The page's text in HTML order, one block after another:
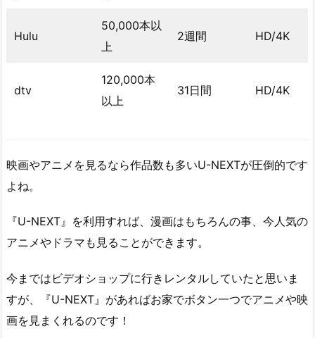
Hulu
50,000本以
上
2週間 HD/4K
dtv
120,000本
以上
31日間 HD/4K
映画やアニメを見るなら作品数も多いU-NEXTが圧倒的です
よね。
『U-NEXT』を利用すれば、漫画はもちろんの事、今人気の
アニメやドラマも見ることができます。
今まではビデオショップに行きレンタルしていたと思いま
すが、『U-NEXT』があればお家でボタン一つでアニメや映
画を見まくれるのです！